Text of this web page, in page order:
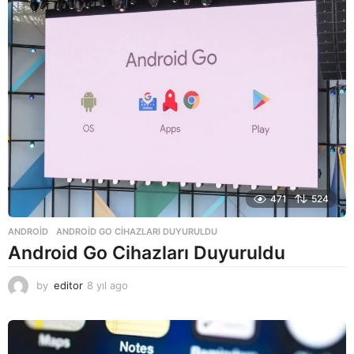
g
471 524
ANDROID ANDROID GO CIHAZLARI DUYURULDU
Android Go Cihazları Duyuruldu
by editor 8 yıl ago
a